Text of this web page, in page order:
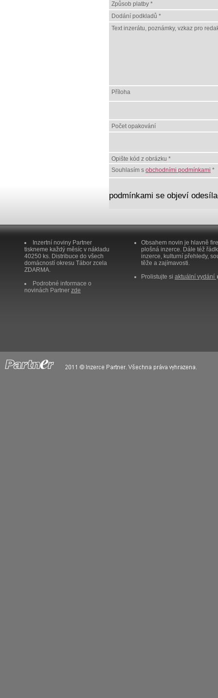
Způsob platby *
Dodání podkladů *
Text inzerátu, poznámky, vzkaz pro
Příloha
Počet opakování
Opište kód z obrázku *
Souhlasím s obchodními podmínkami *
podmínkami se objeví
Inzertní noviny Partner
tiskneme každý měsíc v nákladu
40250 ks. Distribuce do všech
domácností okresu Tábor zcela
ZDARMA.
Podrobné informace o
novinách Partner zde
Obsahem novin je hlavně
plošná inzerce. Dále též
inzerce, kulturní přehledy,
těže a zajímavosti.
Prolistujte si aktuální vydání